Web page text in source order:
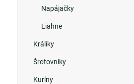
Napájačky
Liahne
Králiky
Šrotovníky
Kuríny